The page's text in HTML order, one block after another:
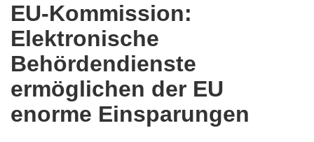
the
following
languages:
EU-Kommission:
Elektronische
Behördendienste
ermöglichen der EU
enorme Einsparungen